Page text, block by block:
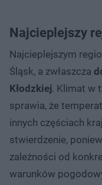
Najcieplejszy
Najcieplejszym
Śląsk, a zwłaszcza
Kłodzkiej. Klimat w
sprawia, że
innych częściach
stwierdzenie,
zależności od
warunków